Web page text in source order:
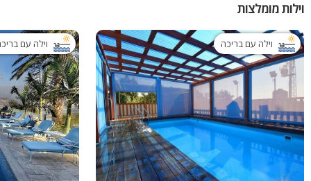
וילות מומלצות
וילה עם בריכה וילה עם